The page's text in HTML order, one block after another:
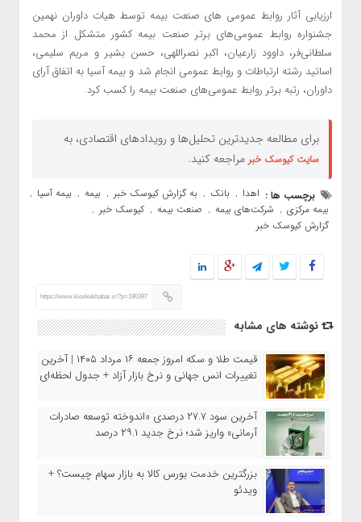
ارزیابی آثار روابط عمومی های صنعت بیمه توسط هیات داوران نهمین
جشنواره روابط عمومی‌های برتر صنعت بیمه کشور متشکل از محمد
سلطانی‌فر، داوود زارعیان، اکبر نصراللهی، حسن بشیر و مریم سلیمی،
اساتید رشته ارتباطات و روابط عمومی انجام شد و بیمه آسیا به اتفاق آرای
داوران، رتبه برتر روابط عمومی‌های صنعت بیمه را کسب کرد.
برای مطالعه جدیدترین تحلیل‌ها و رویدادهای اقتصادی، به
سایت کیوسک خبر مراجعه کنید.
برچسب ها : اهدا , بانک , به گزارش کیوسک خبر , بیمه , بیمه آسیا ,
بیمه مرکزی , شرکت‌های بیمه , صنعت بیمه , کیوسک خبر ,
گزارش کیوسک خبر
https://www.kioskekhabar.ir/?p=190397
نوشته های مشابه
قیمت طلا و سکه امروز جمعه ۱۶ مرداد ۱۴۰۵ | آخرین
تغییرات انس جهانی و نرخ بازار آزاد + جدول لحظه‌ای
آخرین سود ۲۷.۷ درصدی «اندوخته توسعه صادرات
آرمانی» واریز شد؛ نرخ جدید ۲۹.۱ درصد
بزرگترین خدمت بورس کالا به بازار سهام چیست؟ +
ویدئو